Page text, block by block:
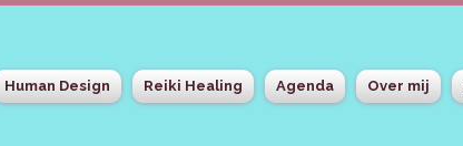
Human Design Reiki Healing Agenda Over mij